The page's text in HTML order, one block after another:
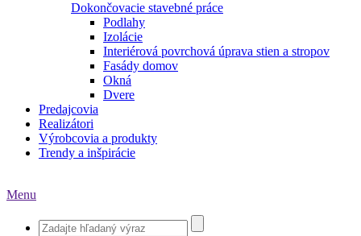
Dokončovacie stavebné práce
Podlahy
Izolácie
Interiérová povrchová úprava stien a stropov
Fasády domov
Okná
Dvere
Predajcovia
Realizátori
Výrobcovia a produkty
Trendy a inšpirácie
Menu